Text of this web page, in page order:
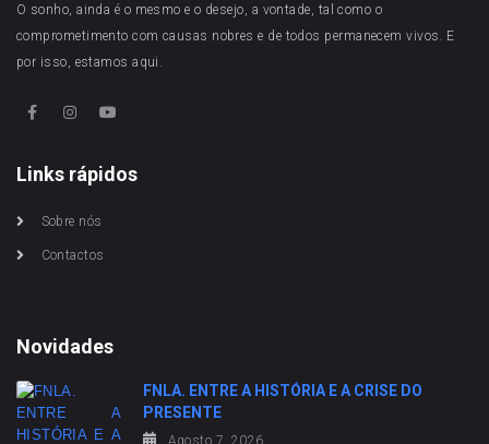
O sonho, ainda é o mesmo e o desejo, a vontade, tal como o
comprometimento com causas nobres e de todos permanecem vivos. E
por isso, estamos aqui.
Links rápidos
Sobre nós
Contactos
Novidades
FNLA. ENTRE A HISTÓRIA E A CRISE DO
PRESENTE
Agosto 7, 2026